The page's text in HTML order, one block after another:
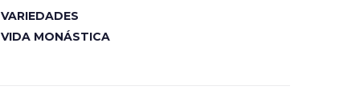
VARIEDADES
VIDA MONÁSTICA